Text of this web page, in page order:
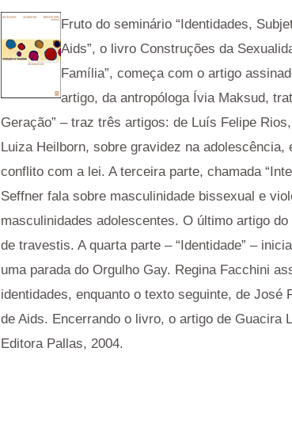
Fruto do seminário “Identidades,
Aids”, o livro Construções da
Família”, começa com o artigo
artigo, da antropóloga Ívia Maksud,
Geração” – traz três artigos: de Luís Felipe
Luiza Heilborn, sobre gravidez na
conflito com a lei. A terceira parte, chamada
Seffner fala sobre masculinidade bissexual e
masculinidades adolescentes. O último artigo
de travestis. A quarta parte – “Identidade” –
uma parada do Orgulho Gay. Regina Facchini
identidades, enquanto o texto seguinte, de José
de Aids. Encerrando o livro, o artigo de Guacira
Editora Pallas, 2004.